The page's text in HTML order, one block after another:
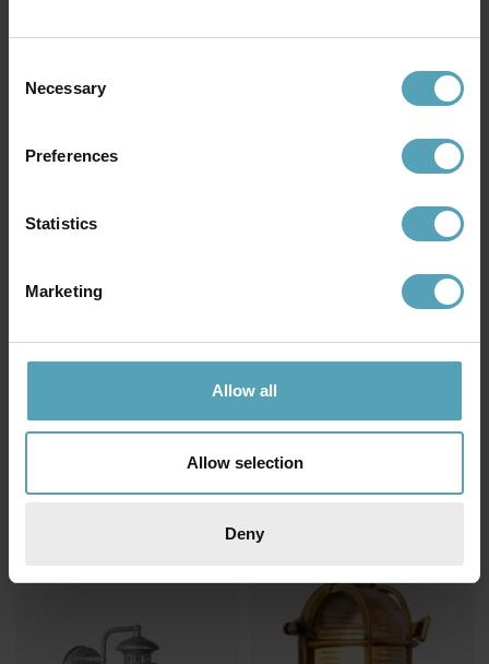
Selection
Necessary
Preferences
Statistics
Marketing
Allow all
Allow selection
Deny
Andra köpte även
Figo utelampa
KAMPANJ
Zaro utelampa
175 kr
Rek. 219 kr